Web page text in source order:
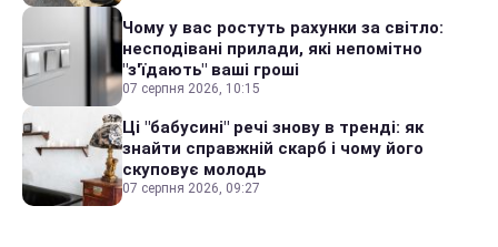
Чому у вас ростуть рахунки за світло:
несподівані прилади, які непомітно
"з'їдають" ваші гроші
07 серпня 2026, 10:15
Ці "бабусині" речі знову в тренді: як
знайти справжній скарб і чому його
скуповує молодь
07 серпня 2026, 09:27